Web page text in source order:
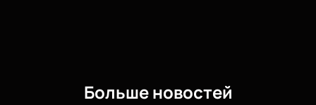
Больше новостей